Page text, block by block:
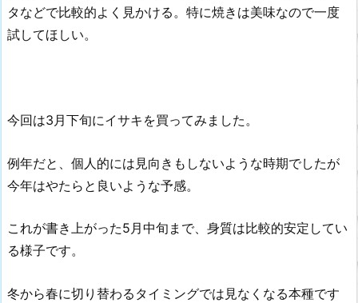
タなどで比較的よく見かける。特に焼きは美味なので一度
試してほしい。
今回は3月下旬にイサキを買ってみました。
例年だと、個人的には見向きもしないような時期でしたが
今年はやたらと良いような予感。
これが書き上がった5月中旬まで、身質は比較的安定してい
る様子です。
冬から春に切り替わるタイミングでは見なくなる本種です